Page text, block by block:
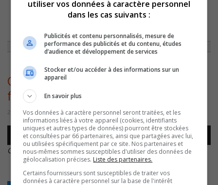
FÉVRIER 2020) » CJSO – CHRONIQUE DES VINS (28 FÉVRIER 2020)
CJSO – Chronique des vins (28
février 2020)
28 février 2020 | Par Comm CJSO
Lecteur
audio
00:00 00:00
CJSO – Chronique des vins (28 février 2020).
utiliser vos données à caractère personnel
dans les cas suivants :
Publicités et contenu personnalisés, mesure de
performance des publicités et du contenu, études
d’audience et développement de services
Stocker et/ou accéder à des informations sur un
appareil
En savoir plus
Vos données à caractère personnel seront traitées, et les
informations liées à votre appareil (cookies, identifiants
uniques et autres types de données) pourront être stockées
et consultées par 66 partenaires, ainsi que partagées avec lui,
ou utilisées spécifiquement par ce site. Nos partenaires et
nous-mêmes sommes susceptibles d'utiliser des données de
géolocalisation précises. Liste des partenaires.
Certains fournisseurs sont susceptibles de traiter vos
données à caractère personnel sur la base de l'intérêt